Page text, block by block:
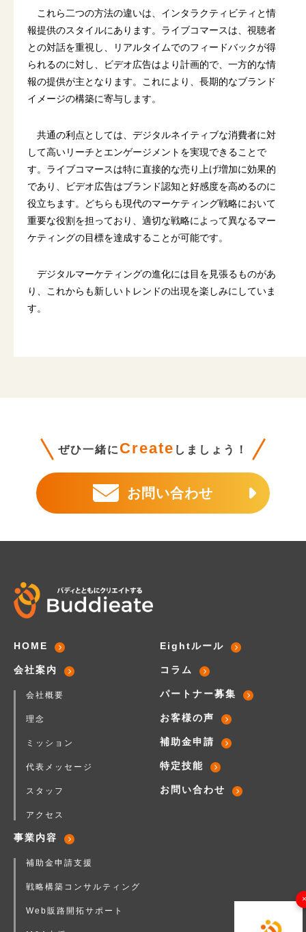
×
これら二つの方法の違いは、インタラクティビティと情
報提供のスタイルにあります。ライブコマースは、視聴者
との対話を重視し、リアルタイムでのフィードバックが得
られるのに対し、ビデオ広告はより計画的で、一方的な情
報の提供が主となります。これにより、長期的なブランド
イメージの構築に寄与します。
共通の利点としては、デジタルネイティブな消費者に対
して高いリーチとエンゲージメントを実現できることで
す。ライブコマースは特に直接的な売り上げ増加に効果的
であり、ビデオ広告はブランド認知と好感度を高めるのに
役立ちます。どちらも現代のマーケティング戦略において
重要な役割を担っており、適切な戦略によって異なるマー
ケティングの目標を達成することが可能です。
デジタルマーケティングの進化には目を見張るものがあ
り、これからも新しいトレンドの出現を楽しみにしていま
す。
ぜひ一緒に Create しましょう！
お問い合わせ
HOME
会社案内
会社概要
理念
ミッション
代表メッセージ
スタッフ
アクセス
事業内容
補助金申請支援
戦略構築コンサルティング
Web販路開拓サポート
Eightルール
コラム
パートナー募集
お客様の声
補助金申請
特定技能
お問い合わせ